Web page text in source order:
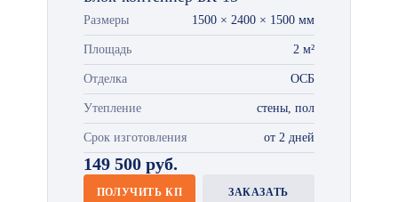
Размеры 1500 × 2400 × 1500 мм
Площадь 2 м²
Отделка ОСБ
Утепление стены, пол
Срок изготовления от 2 дней
149 500 руб.
ПОЛУЧИТЬ КП ЗАКАЗАТЬ